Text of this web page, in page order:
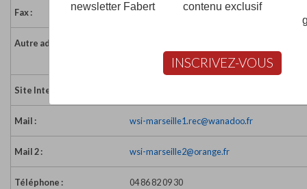
Fax : 04 96 20 28 11
Autre adresse :
13002 MARSEILLE
Site Internet :
Mail : wsi-marseille1.rec@wanadoo.fr
Mail 2 : wsi-marseille2@orange.fr
Téléphone : 04 86 82 09 30
newsletter Fabert
contenu exclusif
INSCRIVEZ-VOUS